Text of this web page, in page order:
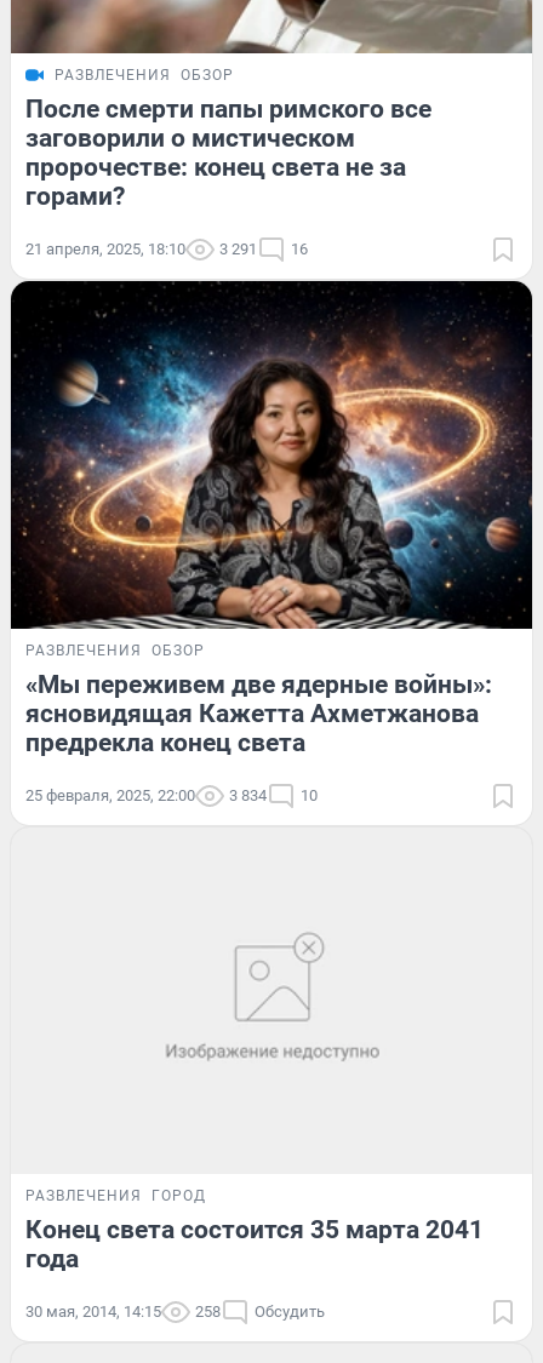
РАЗВЛЕЧЕНИЯ ОБЗОР
После смерти папы римского все
заговорили о мистическом
пророчестве: конец света не за
горами?
21 апреля, 2025, 18:10 3 291 16
РАЗВЛЕЧЕНИЯ ОБЗОР
«Мы переживем две ядерные войны»:
ясновидящая Кажетта Ахметжанова
предрекла конец света
25 февраля, 2025, 22:00 3 834 10
РАЗВЛЕЧЕНИЯ ГОРОД
Конец света состоится 35 марта 2041
года
30 мая, 2014, 14:15 258 Обсудить